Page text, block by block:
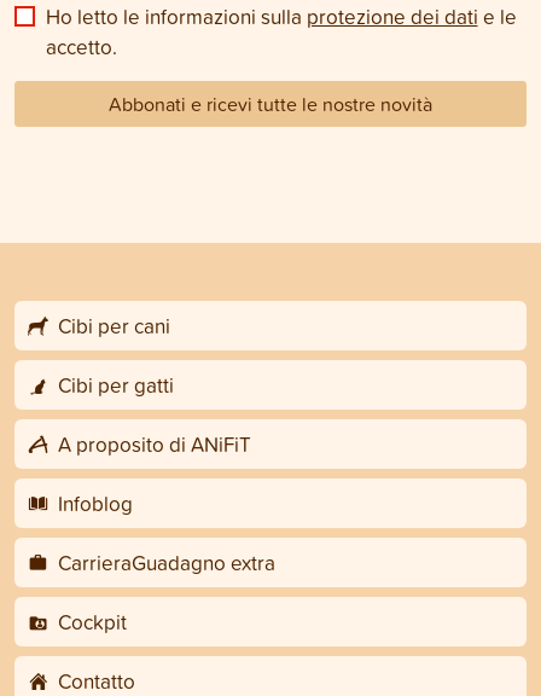
Ho letto le informazioni sulla protezione dei dati e le
accetto.
Abbonati e ricevi tutte le nostre novità
Cibi per cani
Cibi per gatti
A proposito di ANiFiT
Infoblog
CarrieraGuadagno extra
Cockpit
Contatto